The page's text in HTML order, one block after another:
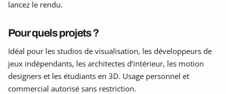
lancez le rendu.
Pour quels projets ?
Idéal pour les studios de visualisation, les développeurs de
jeux indépendants, les architectes d’intérieur, les motion
designers et les étudiants en 3D. Usage personnel et
commercial autorisé sans restriction.